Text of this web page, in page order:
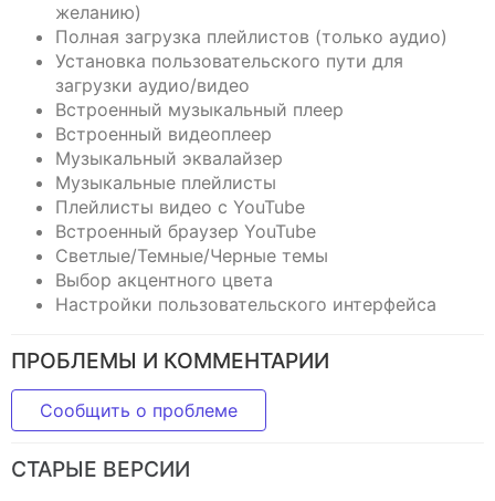
желанию)
Полная загрузка плейлистов (только аудио)
Установка пользовательского пути для
загрузки аудио/видео
Встроенный музыкальный плеер
Встроенный видеоплеер
Музыкальный эквалайзер
Музыкальные плейлисты
Плейлисты видео с YouTube
Встроенный браузер YouTube
Светлые/Темные/Черные темы
Выбор акцентного цвета
Настройки пользовательского интерфейса
ПРОБЛЕМЫ И КОММЕНТАРИИ
Сообщить о проблеме
СТАРЫЕ ВЕРСИИ